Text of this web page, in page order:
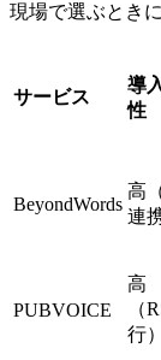
現場で選ぶとき
サービス
導
性
BeyondWords
高
連
PUBVOICE
高
（
行）